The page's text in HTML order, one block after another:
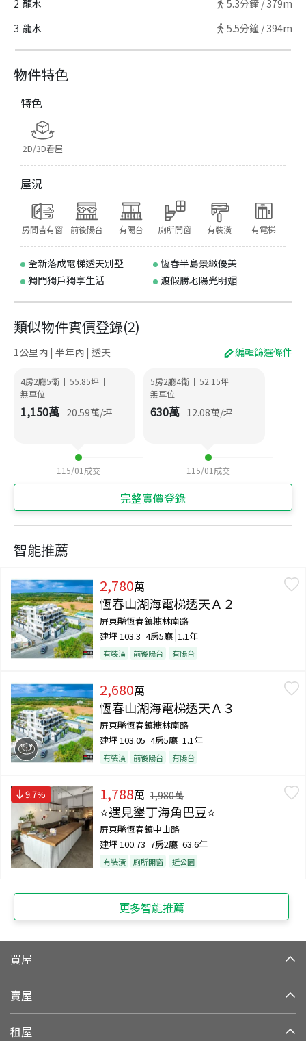
物件特色
特色
2D/3D看屋
屋況
房間皆有窗 前後陽台 有陽台 廁所開窗 有裝潢 有電梯
全新落成電梯透天別墅
恆春半島景緻優美
獨門獨戶獨享生活
渡假勝地陽光明媚
2 龍水 5.3分鐘 / 379m
3 龍水 5.5分鐘 / 394m
類似物件實價登錄(2)
1公里內 | 半年內 | 透天 編輯篩選條件
4房2廳5衛 | 55.85坪 |
無車位
1,150萬 20.59萬/坪
115/01 成交
5房2廳4衛 | 52.15坪 |
無車位
630萬 12.08萬/坪
115/01 成交
完整實價登錄
智能推薦
2,780萬
恆春山湖海電梯透天Ａ２
屏東縣恆春鎮糠林南路
建坪 103.3 4房5廳 1.1年
有裝潢 前後陽台 有陽台
2,680萬
恆春山湖海電梯透天Ａ３
屏東縣恆春鎮糠林南路
建坪 103.05 4房5廳 1.1年
有裝潢 前後陽台 有陽台
9.7% 1,788萬 1,980萬
⭐遇見墾丁海角巴豆⭐
屏東縣恆春鎮中山路
建坪 100.73 7房2廳 63.6年
有裝潢 廁所開窗 近公園
更多智能推薦
買屋
賣屋
租屋